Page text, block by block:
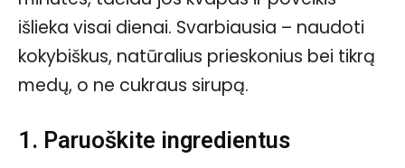
išlieka visai dienai. Svarbiausia – naudoti
kokybiškus, natūralius prieskonius bei tikrą
medų, o ne cukraus sirupą.
1. Paruoškite ingredientus